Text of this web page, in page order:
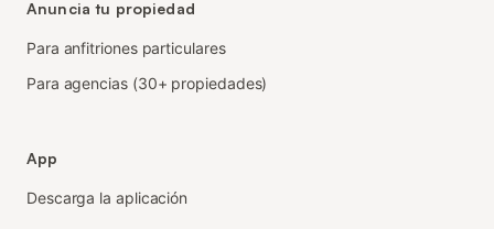
Anuncia tu propiedad
Para anfitriones particulares
Para agencias (30+ propiedades)
App
Descarga la aplicación